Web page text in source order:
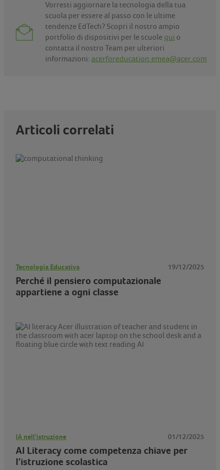
Vorresti aggiornare la tecnologia della tua
scuola per essere al passo con le ultime
tendenze EdTech? Scopri il nostro ampio
portfolio di dispositivi per le scuole qui o
contatta il nostro Team per ulteriori
informazioni: acerforeducation.emea@acer.com
Articoli correlati
Tecnologia Educativa 19/12/2025
Perché il pensiero computazionale
appartiene a ogni classe
IA nell'istruzione 01/12/2025
AI Literacy come competenza chiave per
l’istruzione scolastica